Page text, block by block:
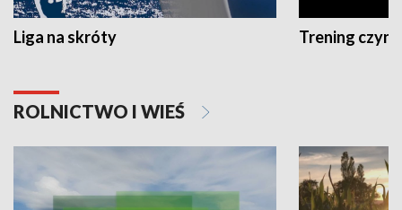
Liga na skróty Trening czyni
ROLNICTWO I WIEŚ